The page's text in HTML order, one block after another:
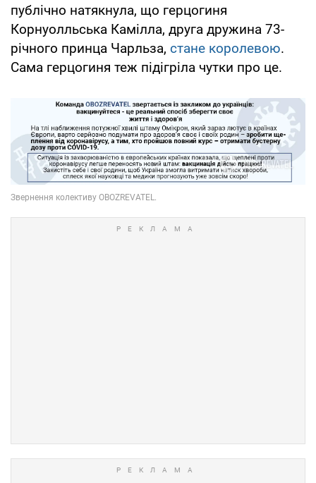
публічно натякнула, що герцогиня
Корнуолльська Камілла, друга дружина 73-
річного принца Чарльза, стане королевою.
Сама герцогиня теж підігріла чутки про це.